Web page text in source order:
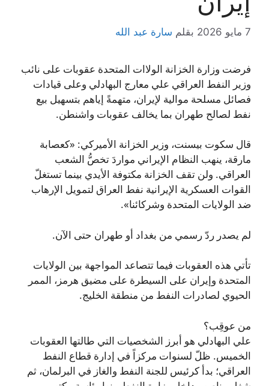
7 مايو 2026 بقلم سارة عبد الله
فرضت وزارة الخزانة الولاات المتحدة عقوبات على نائب
وزير النفط العراقي علي معارج البهادلي وعلى قيادات
فصائل مسلحة موالية لإيران، متهمةً إياهم بتسهيل بيع
نفط لصالح طهران بما يخالف عقوبات واشنطن.
قال سكوت بيسنت، وزير الخزانة الأميركي: «كعصابة
مارقة، ينهب النظام الإيراني مواردَ تخصُّ الشعب
العراقي. ولن تقف الخزانة مكتوفة الأيدي بينما تستغلّ
القوات العسكرية الإيرانية نفط العراق لتمويل الإرهاب
ضد الولايات المتحدة وشركائنا».
لم يصدر ردّ رسمي من بغداد أو طهران حتى الآن.
تأتي هذه العقوبات فيما تتصاعد المواجهة بين الولايات
المتحدة وإيران على السيطرة على مضيق هرمز، الممر
الحيوي لصادرات النفط من منطقة الخليج.
من عوقِب؟
علي البهادلي هو أبرز الشخصيات التي طالتها العقوبات
الخميس. ظلّ لسنوات مركزاً في إدارة قطاع النفط
العراقي؛ بدأ كرئيس للجنة النفط والغاز في البرلمان، ثم